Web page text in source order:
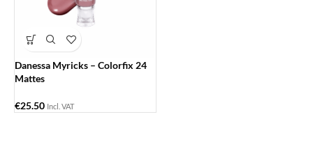
Danessa Myricks – Colorfix 24
Mattes
€25.50 Incl. VAT